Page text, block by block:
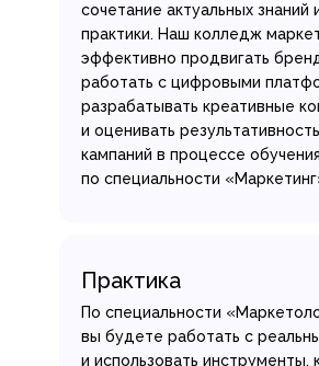
сочетание актуальных знаний
практики. Наш колледж
эффективно продвигать
работать с цифровыми
разрабатывать креативные
и оценивать
кампаний в процессе обучения
по специальности
Практика
По специальности
вы будете работать с
и использовать инструменты,